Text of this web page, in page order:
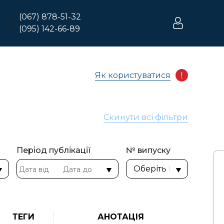
(067) 878-51-32
(095) 142-66-89
Як користуватися
Період публікації № випуску
Скинути всі фільтри
ТЕГИ АНОТАЦІЯ